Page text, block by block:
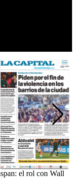
el rol con Wall